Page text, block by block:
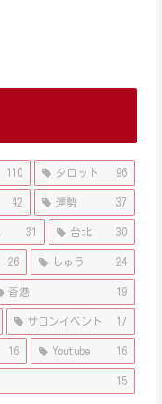
110 タロット 96
42 運勢 37
31 台北 30
26 しゅう 24
香港 19
サロンイベント 17
16 Youtube 16
15